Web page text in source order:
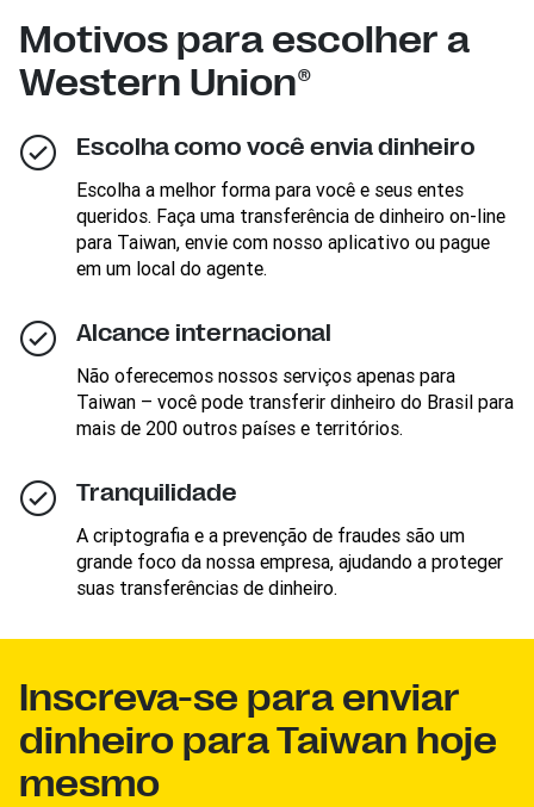
Motivos para escolher a
Western Union®
Escolha como você envia dinheiro
Escolha a melhor forma para você e seus entes
queridos. Faça uma transferência de dinheiro on-line
para Taiwan, envie com nosso aplicativo ou pague
em um local do agente.
Alcance internacional
Não oferecemos nossos serviços apenas para
Taiwan – você pode transferir dinheiro do Brasil para
mais de 200 outros países e territórios.
Tranquilidade
A criptografia e a prevenção de fraudes são um
grande foco da nossa empresa, ajudando a proteger
suas transferências de dinheiro.
Inscreva-se para enviar
dinheiro para Taiwan hoje
mesmo